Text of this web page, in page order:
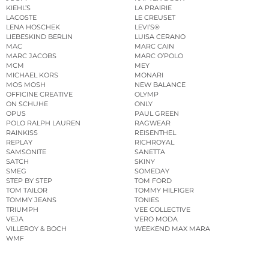
KIEHL’S
LA PRAIRIE
LACOSTE
LE CREUSET
LENA HOSCHEK
LEVI’S®
LIEBESKIND BERLIN
LUISA CERANO
MAC
MARC CAIN
MARC JACOBS
MARC O’POLO
MCM
MEY
MICHAEL KORS
MONARI
MOS MOSH
NEW BALANCE
OFFICINE CREATIVE
OLYMP
ON SCHUHE
ONLY
OPUS
PAUL GREEN
POLO RALPH LAUREN
RAGWEAR
RAINKISS
REISENTHEL
REPLAY
RICHROYAL
SAMSONITE
SANETTA
SATCH
SKINY
SMEG
SOMEDAY
STEP BY STEP
TOM FORD
TOM TAILOR
TOMMY HILFIGER
TOMMY JEANS
TONIES
TRIUMPH
VEE COLLECTIVE
VEJA
VERO MODA
VILLEROY & BOCH
WEEKEND MAX MARA
WMF